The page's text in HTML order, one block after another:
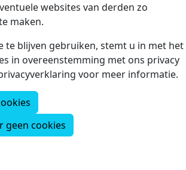
websites van derden zo
maken.
te blijven gebruiken, stemt u in met het
in overeenstemming met ons privacy
voor meer informatie.
geen cookies